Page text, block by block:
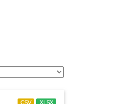
CSV XLSX